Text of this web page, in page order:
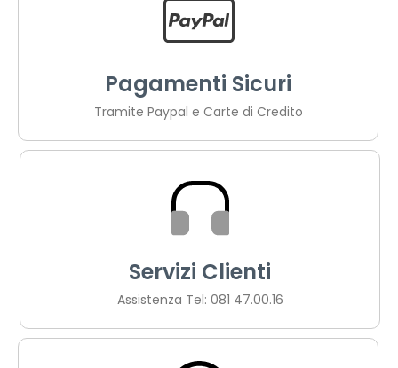
Pagamenti Sicuri
Tramite Paypal e Carte di Credito
Servizi Clienti
Assistenza Tel: 081 47.00.16